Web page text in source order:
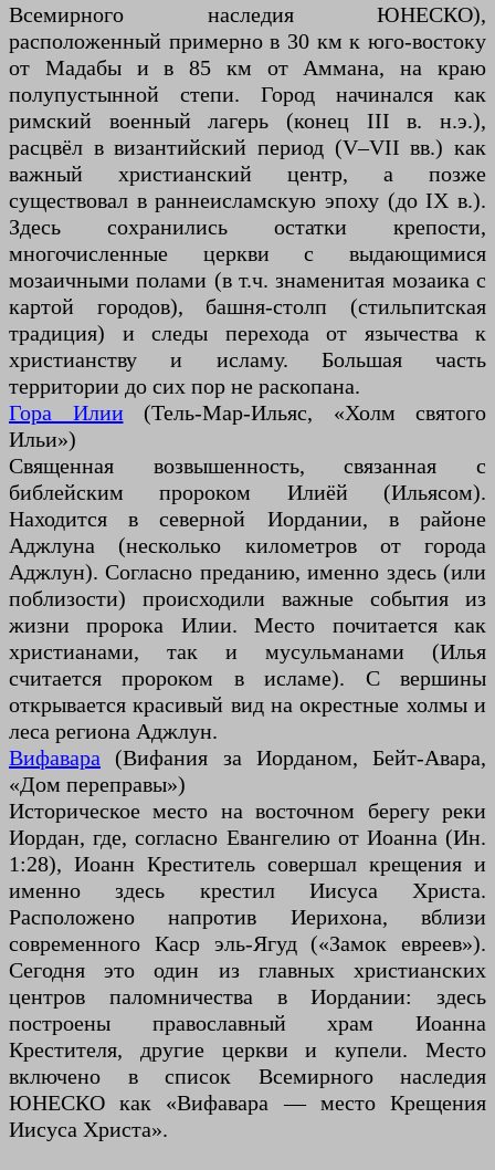
Всемирного наследия ЮНЕСКО),
расположенный примерно в 30 км к юго-востоку
от Мадабы и в 85 км от Аммана, на краю
полупустынной степи. Город начинался как
римский военный лагерь (конец III в. н.э.),
расцвёл в византийский период (V–VII вв.) как
важный христианский центр, а позже
существовал в раннеисламскую эпоху (до IX в.).
Здесь сохранились остатки крепости,
многочисленные церкви с выдающимися
мозаичными полами (в т.ч. знаменитая мозаика с
картой городов), башня-столп (стильпитская
традиция) и следы перехода от язычества к
христианству и исламу. Большая часть
территории до сих пор не раскопана.
Гора Илии (Тель-Мар-Ильяс, «Холм святого
Ильи»)
Священная возвышенность, связанная с
библейским пророком Илиёй (Ильясом).
Находится в северной Иордании, в районе
Аджлуна (несколько километров от города
Аджлун). Согласно преданию, именно здесь (или
поблизости) происходили важные события из
жизни пророка Илии. Место почитается как
христианами, так и мусульманами (Илья
считается пророком в исламе). С вершины
открывается красивый вид на окрестные холмы и
леса региона Аджлун.
Вифавара (Вифания за Иорданом, Бейт-Авара,
«Дом переправы»)
Историческое место на восточном берегу реки
Иордан, где, согласно Евангелию от Иоанна (Ин.
1:28), Иоанн Креститель совершал крещения и
именно здесь крестил Иисуса Христа.
Расположено напротив Иерихона, вблизи
современного Каср эль-Ягуд («Замок евреев»).
Сегодня это один из главных христианских
центров паломничества в Иордании: здесь
построены православный храм Иоанна
Крестителя, другие церкви и купели. Место
включено в список Всемирного наследия
ЮНЕСКО как «Вифавара — место Крещения
Иисуса Христа».